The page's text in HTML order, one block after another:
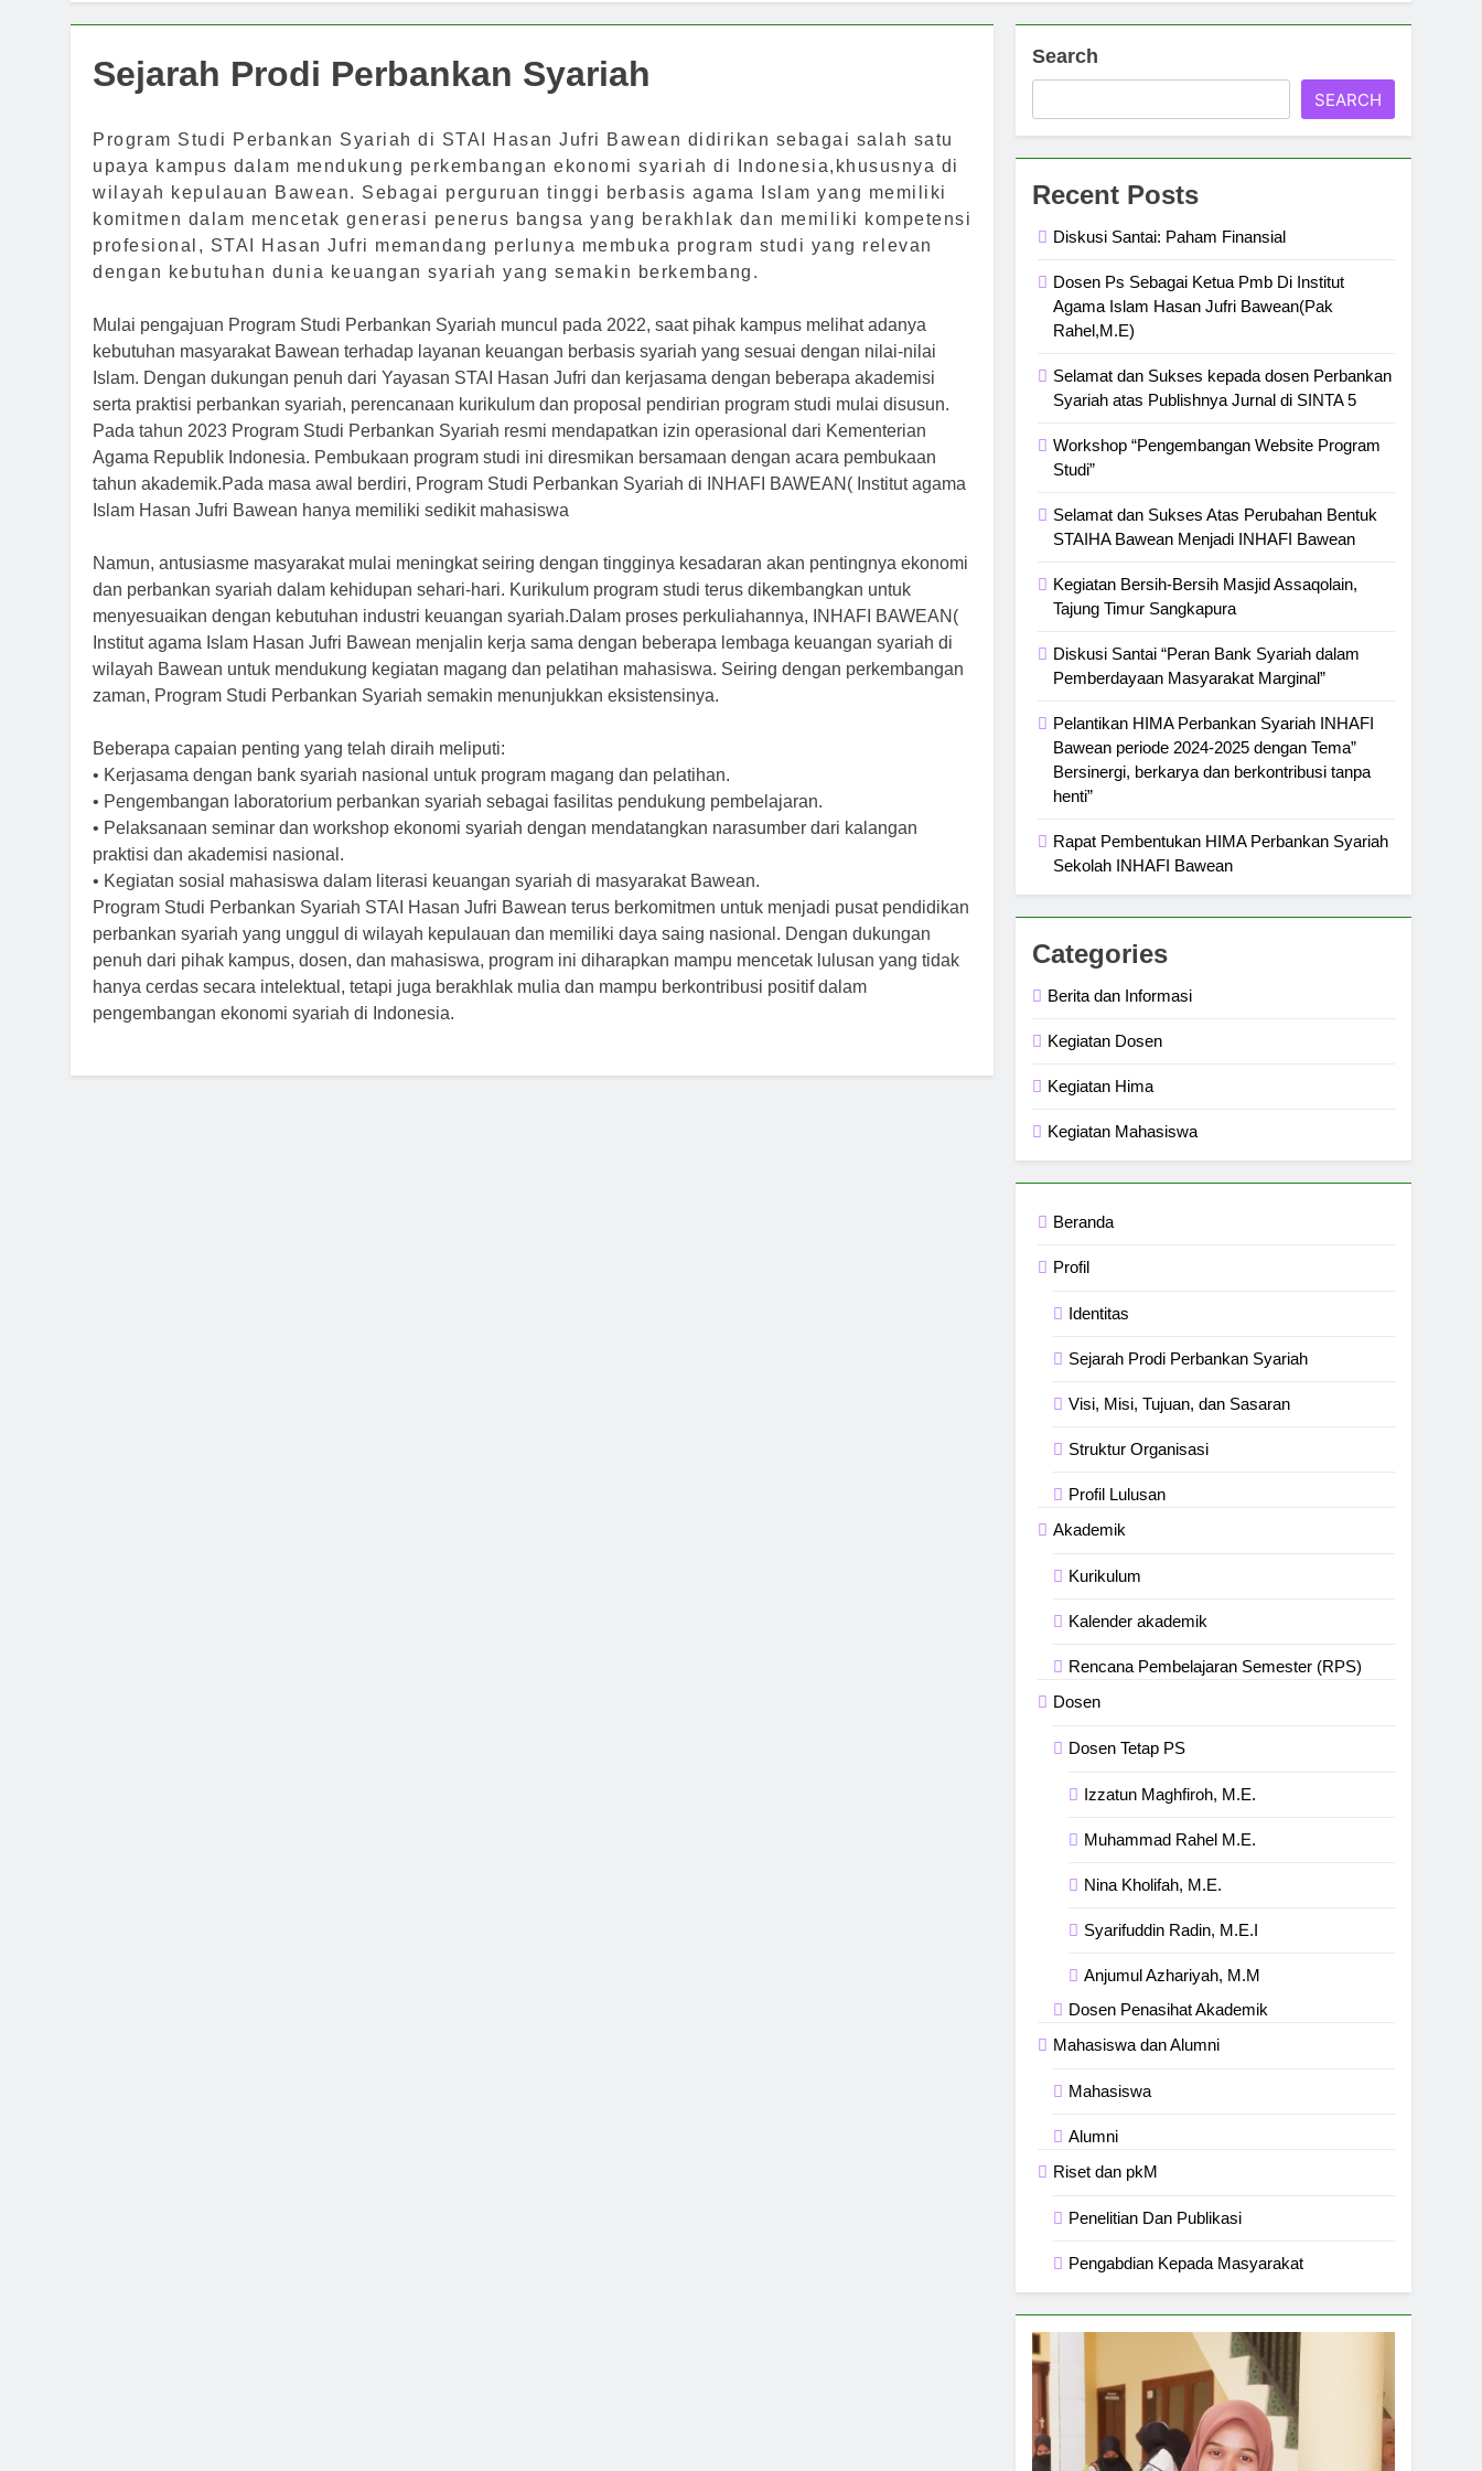
Sejarah Prodi Perbankan Syariah
Program Studi Perbankan Syariah di STAI Hasan Jufri Bawean didirikan sebagai salah satu
upaya kampus dalam mendukung perkembangan ekonomi syariah di Indonesia,khususnya di
wilayah kepulauan Bawean. Sebagai perguruan tinggi berbasis agama Islam yang memiliki
komitmen dalam mencetak generasi penerus bangsa yang berakhlak dan memiliki kompetensi
profesional, STAI Hasan Jufri memandang perlunya membuka program studi yang relevan
dengan kebutuhan dunia keuangan syariah yang semakin berkembang.
Mulai pengajuan Program Studi Perbankan Syariah muncul pada 2022, saat pihak kampus melihat adanya
kebutuhan masyarakat Bawean terhadap layanan keuangan berbasis syariah yang sesuai dengan nilai-nilai
Islam. Dengan dukungan penuh dari Yayasan STAI Hasan Jufri dan kerjasama dengan beberapa akademisi
serta praktisi perbankan syariah, perencanaan kurikulum dan proposal pendirian program studi mulai disusun.
Pada tahun 2023 Program Studi Perbankan Syariah resmi mendapatkan izin operasional dari Kementerian
Agama Republik Indonesia. Pembukaan program studi ini diresmikan bersamaan dengan acara pembukaan
tahun akademik.Pada masa awal berdiri, Program Studi Perbankan Syariah di INHAFI BAWEAN( Institut agama
Islam Hasan Jufri Bawean hanya memiliki sedikit mahasiswa
Namun, antusiasme masyarakat mulai meningkat seiring dengan tingginya kesadaran akan pentingnya ekonomi
dan perbankan syariah dalam kehidupan sehari-hari. Kurikulum program studi terus dikembangkan untuk
menyesuaikan dengan kebutuhan industri keuangan syariah.Dalam proses perkuliahannya, INHAFI BAWEAN(
Institut agama Islam Hasan Jufri Bawean menjalin kerja sama dengan beberapa lembaga keuangan syariah di
wilayah Bawean untuk mendukung kegiatan magang dan pelatihan mahasiswa. Seiring dengan perkembangan
zaman, Program Studi Perbankan Syariah semakin menunjukkan eksistensinya.
Beberapa capaian penting yang telah diraih meliputi:
• Kerjasama dengan bank syariah nasional untuk program magang dan pelatihan.
• Pengembangan laboratorium perbankan syariah sebagai fasilitas pendukung pembelajaran.
• Pelaksanaan seminar dan workshop ekonomi syariah dengan mendatangkan narasumber dari kalangan
praktisi dan akademisi nasional.
• Kegiatan sosial mahasiswa dalam literasi keuangan syariah di masyarakat Bawean.
Program Studi Perbankan Syariah STAI Hasan Jufri Bawean terus berkomitmen untuk menjadi pusat pendidikan
perbankan syariah yang unggul di wilayah kepulauan dan memiliki daya saing nasional. Dengan dukungan
penuh dari pihak kampus, dosen, dan mahasiswa, program ini diharapkan mampu mencetak lulusan yang tidak
hanya cerdas secara intelektual, tetapi juga berakhlak mulia dan mampu berkontribusi positif dalam
pengembangan ekonomi syariah di Indonesia.
Search
SEARCH
Recent Posts
Diskusi Santai: Paham Finansial
Dosen Ps Sebagai Ketua Pmb Di Institut
Agama Islam Hasan Jufri Bawean(Pak
Rahel,M.E)
Selamat dan Sukses kepada dosen Perbankan
Syariah atas Publishnya Jurnal di SINTA 5
Workshop “Pengembangan Website Program
Studi”
Selamat dan Sukses Atas Perubahan Bentuk
STAIHA Bawean Menjadi INHAFI Bawean
Kegiatan Bersih-Bersih Masjid Assaqolain,
Tajung Timur Sangkapura
Diskusi Santai “Peran Bank Syariah dalam
Pemberdayaan Masyarakat Marginal”
Pelantikan HIMA Perbankan Syariah INHAFI
Bawean periode 2024-2025 dengan Tema”
Bersinergi, berkarya dan berkontribusi tanpa
henti”
Rapat Pembentukan HIMA Perbankan Syariah
Sekolah INHAFI Bawean
Categories
Berita dan Informasi
Kegiatan Dosen
Kegiatan Hima
Kegiatan Mahasiswa
Beranda
Profil
Identitas
Sejarah Prodi Perbankan Syariah
Visi, Misi, Tujuan, dan Sasaran
Struktur Organisasi
Profil Lulusan
Akademik
Kurikulum
Kalender akademik
Rencana Pembelajaran Semester (RPS)
Dosen
Dosen Tetap PS
Izzatun Maghfiroh, M.E.
Muhammad Rahel M.E.
Nina Kholifah, M.E.
Syarifuddin Radin, M.E.I
Anjumul Azhariyah, M.M
Dosen Penasihat Akademik
Mahasiswa dan Alumni
Mahasiswa
Alumni
Riset dan pkM
Penelitian Dan Publikasi
Pengabdian Kepada Masyarakat